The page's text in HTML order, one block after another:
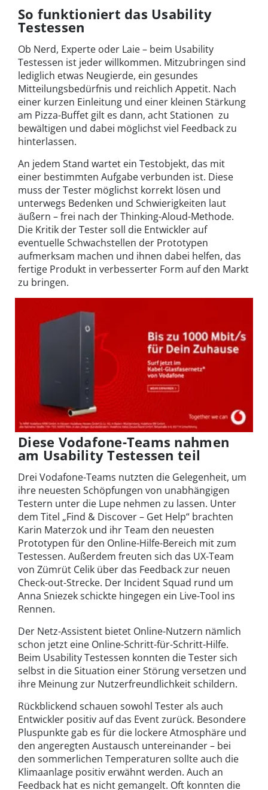
So funktioniert das Usability
Testessen
Ob Nerd, Experte oder Laie – beim Usability
Testessen ist jeder willkommen. Mitzubringen sind
lediglich etwas Neugierde, ein gesundes
Mitteilungsbedürfnis und reichlich Appetit. Nach
einer kurzen Einleitung und einer kleinen Stärkung
am Pizza-Buffet gilt es dann, acht Stationen zu
bewältigen und dabei möglichst viel Feedback zu
hinterlassen.
An jedem Stand wartet ein Testobjekt, das mit
einer bestimmten Aufgabe verbunden ist. Diese
muss der Tester möglichst korrekt lösen und
unterwegs Bedenken und Schwierigkeiten laut
äußern – frei nach der Thinking-Aloud-Methode.
Die Kritik der Tester soll die Entwickler auf
eventuelle Schwachstellen der Prototypen
aufmerksam machen und ihnen dabei helfen, das
fertige Produkt in verbesserter Form auf den Markt
zu bringen.
Diese Vodafone-Teams nahmen
am Usability Testessen teil
Drei Vodafone-Teams nutzten die Gelegenheit, um
ihre neuesten Schöpfungen von unabhängigen
Testern unter die Lupe nehmen zu lassen. Unter
dem Titel „Find & Discover – Get Help“ brachten
Karin Materzok und ihr Team den neuesten
Prototypen für den Online-Hilfe-Bereich mit zum
Testessen. Außerdem freuten sich das UX-Team
von Zümrüt Celik über das Feedback zur neuen
Check-out-Strecke. Der Incident Squad rund um
Anna Sniezek schickte hingegen ein Live-Tool ins
Rennen.
Der Netz-Assistent bietet Online-Nutzern nämlich
schon jetzt eine Online-Schritt-für-Schritt-Hilfe.
Beim Usability Testessen konnten die Tester sich
selbst in die Situation einer Störung versetzen und
ihre Meinung zur Nutzerfreundlichkeit schildern.
Rückblickend schauen sowohl Tester als auch
Entwickler positiv auf das Event zurück. Besondere
Pluspunkte gab es für die lockere Atmosphäre und
den angeregten Austausch untereinander – bei
den sommerlichen Temperaturen sollte auch die
Klimaanlage positiv erwähnt werden. Auch an
Feedback hat es nicht gemangelt. Oft konnten die